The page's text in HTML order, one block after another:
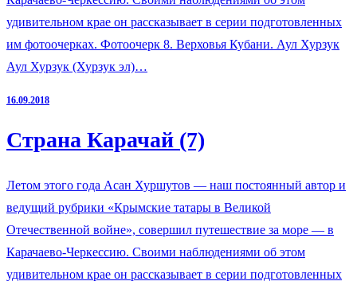
удивительном крае он рассказывает в серии подготовленных
им фотоочерках. Фотоочерк 8. Верховья Кубани. Аул Хурзук
Аул Хурзук (Хурзук эл)…
16.09.2018
Страна Карачай (7)
Летом этого года Асан Хуршутов — наш постоянный автор и
ведущий рубрики «Крымские татары в Великой
Отечественной войне», совершил путешествие за море — в
Карачаево-Черкессию. Своими наблюдениями об этом
удивительном крае он рассказывает в серии подготовленных